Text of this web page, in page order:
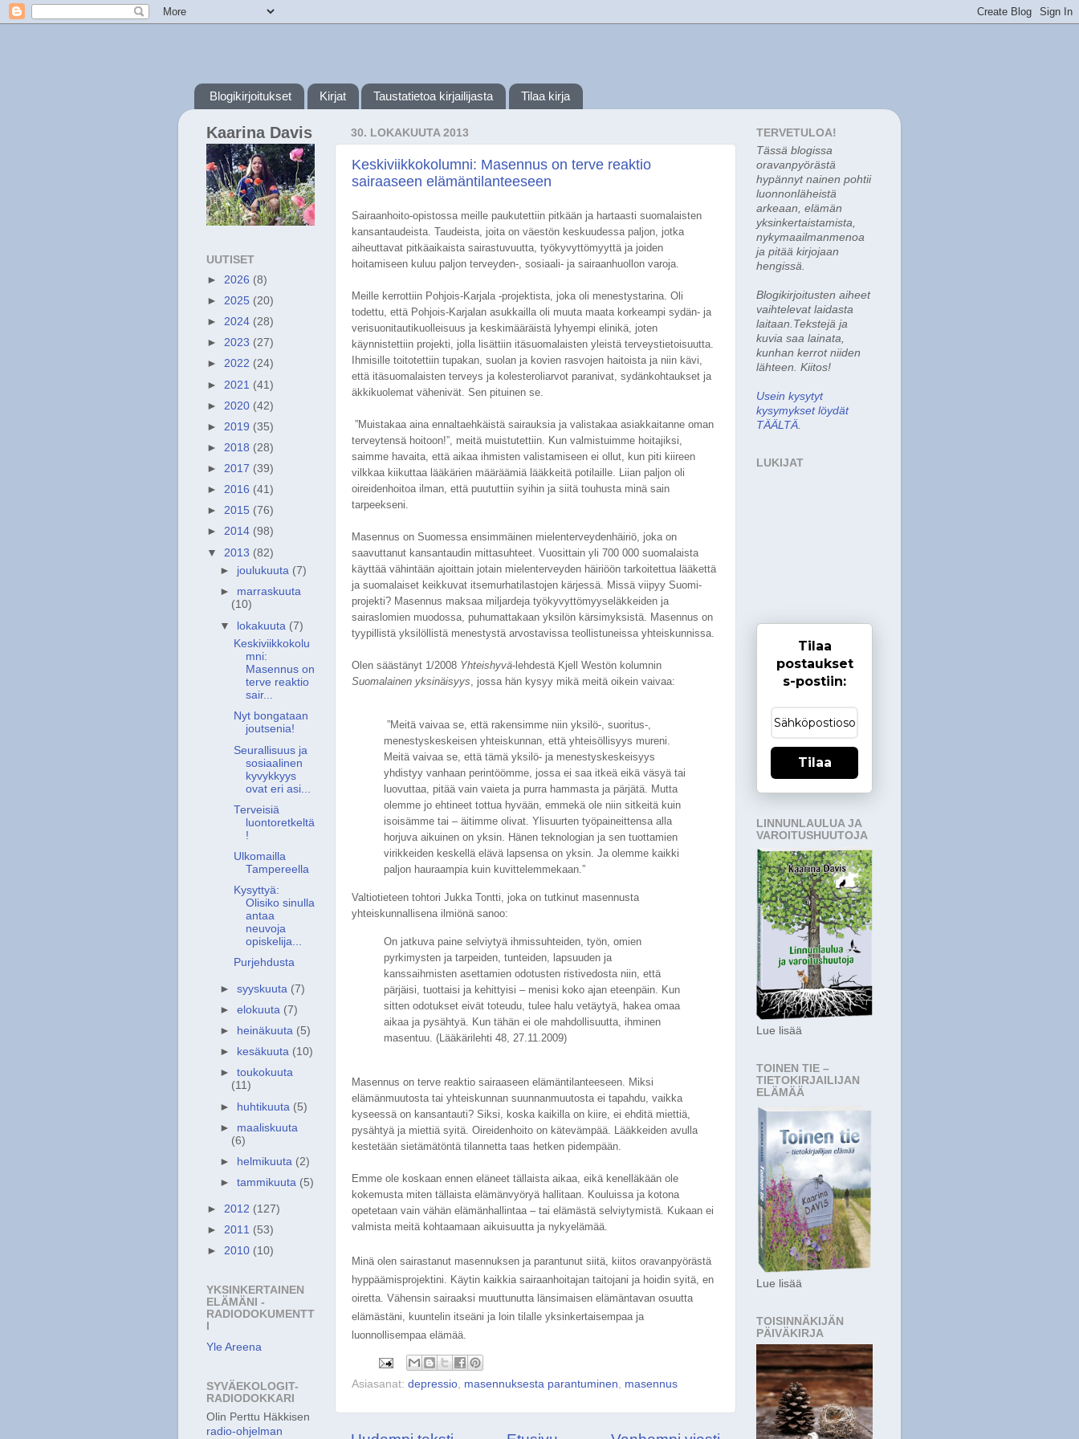
Blogikirjoitukset Kirjat Taustatietoa kirjailijasta Tilaa kirja
30. LOKAKUUTA 2013
Keskiviikkokolumni: Masennus on terve reaktio
sairaaseen elämäntilanteeseen
Sairaanhoito-opistossa meille paukutettiin pitkään ja hartaasti suomalaisten
kansantaudeista. Taudeista, joita on väestön keskuudessa paljon, jotka
aiheuttavat pitkäaikaista sairastuvuutta, työkyvyttömyyttä ja joiden
hoitamiseen kuluu paljon terveyden-, sosiaali- ja sairaanhuollon varoja.
Meille kerrottiin Pohjois-Karjala -projektista, joka oli menestystarina. Oli
todettu, että Pohjois-Karjalan asukkailla oli muuta maata korkeampi sydän- ja
verisuonitautikuolleisuus ja keskimääräistä lyhyempi elinikä, joten
käynnistettiin projekti, jolla lisättiin itäsuomalaisten yleistä terveystietoisuutta.
Ihmisille toitotettiin tupakan, suolan ja kovien rasvojen haitoista ja niin kävi,
että itäsuomalaisten terveys ja kolesteroliarvot paranivat, sydänkohtaukset ja
äkkikuolemat vähenivät. Sen pituinen se.
”Muistakaa aina ennaltaehkäistä sairauksia ja valistakaa asiakkaitanne oman
terveytensä hoitoon!”, meitä muistutettiin. Kun valmistuimme hoitajiksi,
saimme havaita, että aikaa ihmisten valistamiseen ei ollut, kun piti kiireen
vilkkaa kiikuttaa lääkärien määräämiä lääkkeitä potilaille. Liian paljon oli
oireidenhoitoa ilman, että puututtiin syihin ja siitä touhusta minä sain
tarpeekseni.
Masennus on Suomessa ensimmäinen mielenterveydenhäiriö, joka on
saavuttanut kansantaudin mittasuhteet. Vuosittain yli 700 000 suomalaista
käyttää vähintään ajoittain jotain mielenterveyden häiriöön tarkoitettua lääkettä
ja suomalaiset keikkuvat itsemurhatilastojen kärjessä. Missä viipyy Suomi-
projekti? Masennus maksaa miljardeja työkyvyttömyyseläkkeiden ja
sairaslomien muodossa, puhumattakaan yksilön kärsimyksistä. Masennus on
tyypillistä yksilöllistä menestystä arvostavissa teollistuneissa yhteiskunnissa.
Olen säästänyt 1/2008 Yhteishyvä-lehdestä Kjell Westön kolumnin
Suomalainen yksinäisyys , jossa hän kysyy mikä meitä oikein vaivaa:
”Meitä vaivaa se, että rakensimme niin yksilö-, suoritus-,
menestyskeskeisen yhteiskunnan, että yhteisöllisyys mureni.
Meitä vaivaa se, että tämä yksilö- ja menestyskeskeisyys
yhdistyy vanhaan perintöömme, jossa ei saa itkeä eikä väsyä tai
luovuttaa, pitää vain vaieta ja purra hammasta ja pärjätä. Mutta
olemme jo ehtineet tottua hyvään, emmekä ole niin sitkeitä kuin
isoisämme tai – äitimme olivat. Ylisuurten työpaineittensa alla
horjuva aikuinen on yksin. Hänen teknologian ja sen tuottamien
virikkeiden keskellä elävä lapsensa on yksin. Ja olemme kaikki
paljon hauraampia kuin kuvittelemmekaan.”
Valtiotieteen tohtori Jukka Tontti, joka on tutkinut masennusta
yhteiskunnallisena ilmiönä sanoo:
On jatkuva paine selviytyä ihmissuhteiden, työn, omien
pyrkimysten ja tarpeiden, tunteiden, lapsuuden ja
kanssaihmisten asettamien odotusten ristivedosta niin, että
pärjäisi, tuottaisi ja kehittyisi – menisi koko ajan eteenpäin. Kun
sitten odotukset eivät toteudu, tulee halu vetäytyä, hakea omaa
aikaa ja pysähtyä. Kun tähän ei ole mahdollisuutta, ihminen
masentuu. (Lääkärilehti 48, 27.11.2009)
Masennus on terve reaktio sairaaseen elämäntilanteeseen. Miksi
elämänmuutosta tai yhteiskunnan suunnanmuutosta ei tapahdu, vaikka
kyseessä on kansantauti? Siksi, koska kaikilla on kiire, ei ehditä miettiä,
pysähtyä ja miettiä syitä. Oireidenhoito on kätevämpää. Lääkkeiden avulla
kestetään sietämätöntä tilannetta taas hetken pidempään.
Emme ole koskaan ennen eläneet tällaista aikaa, eikä kenelläkään ole
kokemusta miten tällaista elämänvyöryä hallitaan. Kouluissa ja kotona
opetetaan vain vähän elämänhallintaa – tai elämästä selviytymistä. Kukaan ei
valmista meitä kohtaamaan aikuisuutta ja nykyelämää.
Minä olen sairastanut masennuksen ja parantunut siitä, kiitos oravanpyörästä
hyppäämisprojektini. Käytin kaikkia sairaanhoitajan taitojani ja hoidin syitä, en
oiretta. Vähensin sairaaksi muuttunutta länsimaisen elämäntavan osuutta
elämästäni, kuuntelin itseäni ja loin tilalle yksinkertaisempaa ja
luonnollisempaa elämää.
Asiasanat: depressio, masennuksesta parantuminen, masennus
Kaarina Davis
UUTISET
► 2026 (8)
► 2025 (20)
► 2024 (28)
► 2023 (27)
► 2022 (24)
► 2021 (41)
► 2020 (42)
► 2019 (35)
► 2018 (28)
► 2017 (39)
► 2016 (41)
► 2015 (76)
► 2014 (98)
▼ 2013 (82)
► joulukuuta (7)
► marraskuuta
(10)
▼ lokakuuta (7)
Keskiviikkokolu
mni:
Masennus on
terve reaktio
sair...
Nyt bongataan
joutsenia!
Seurallisuus ja
sosiaalinen
kyvykkyys
ovat eri asi...
Terveisiä
luontoretkeltä
!
Ulkomailla
Tampereella
Kysyttyä:
Olisiko sinulla
antaa
neuvoja
opiskelija...
Purjehdusta
►syyskuuta (7)
►elokuuta (7)
►
heinäkuuta (5)
►
kesäkuuta (10)
►toukokuuta
(11)
► huhtikuuta (5)
► maaliskuuta
(6)
►
helmikuuta (2)
►tammikuuta (5)
► 2012 (127)
► 2011 (53)
► 2010 (10)
YKSINKERTAINEN
ELÄMÄNI -
RADIODOKUMENTT
Yle Areena
SYVÄEKOLOGIT-
RADIODOKKARI
Olin Perttu Häkkisen
radio-ohjelman
TERVETULOA!
Tässä blogissa
oravanpyörästä
hypännyt nainen pohtii
luonnonläheistä
arkeaan, elämän
yksinkertaistamista,
nykymaailmanmenoa
ja pitää kirjojaan
hengissä.
Blogikirjoitusten aiheet
vaihtelevat laidasta
laitaan.Tekstejä ja
kuvia saa lainata,
kunhan kerrot niiden
lähteen. Kiitos!
Usein kysytyt
kysymykset löydät
TÄÄLTÄ.
LUKIJAT
Tilaa
postaukset
s-postiin:
Tilaa
LINNUNLAULUA JA
VAROITUSHUUTOJA
Lue lisää
TOINEN TIE –
TIETOKIRJAILIJAN
ELÄMÄÄ
Lue lisää
TOISINNÄKIJÄN
PÄIVÄKIRJA